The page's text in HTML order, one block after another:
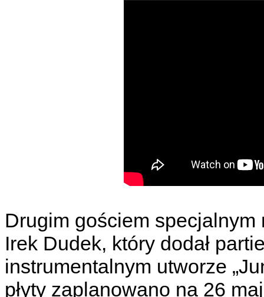
Drugim gościem specjalnym
Irek Dudek, który dodał
instrumentalnym utworze
płyty zaplanowano na 26